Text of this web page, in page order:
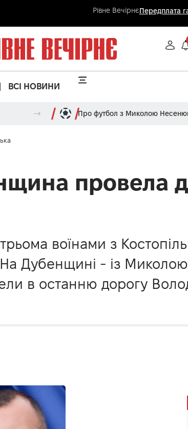
Рівне ВечірнєПередплата
ВСІ НОВИНИ
Про футбол з Миколою
провела
воїнами з
Дубенщині - із
в останню дорогу